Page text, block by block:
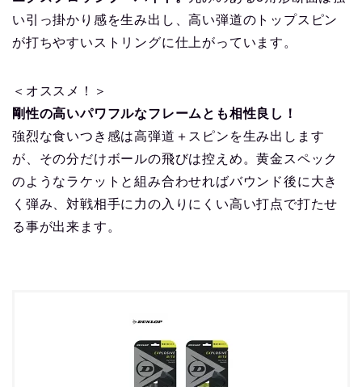
い引っ掛かり感を生み出し、高い弾道のトップスピン
が打ちやすいストリングに仕上がっています。
＜オススメ！＞
剛性の高いパワフルなフレームとも相性良し！
強烈な食いつき感は高弾道＋スピンを生み出します
が、その分だけボールの飛びは控えめ。黄金スペック
のようなラケットと組み合わせればバウンド後に大き
く弾み、対戦相手に力の入りにくい高い打点で打たせ
る事が出来ます。